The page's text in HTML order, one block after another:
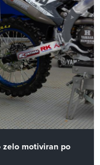
zelo motiviran po